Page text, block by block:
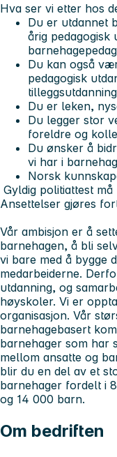
Hva ser vi etter hos
Du er utdannet
årig pedagogisk
Du kan også
pedagogisk
Du er leken,
Du legger stor
foreldre og
Du ønsker å
vi har i
Norsk
Gyldig politiattest
Ansettelser gjøres
Vår ambisjon er å
barnehagen, å bli
vi bare med å bygge
medarbeiderne.
utdanning, og
høyskoler. Vi er
organisasjon. Vår
barnehagebasert
barnehager som har
mellom ansatte og
blir du en del av et
barnehager fordelt i
og 14 000 barn.
Om bedriften